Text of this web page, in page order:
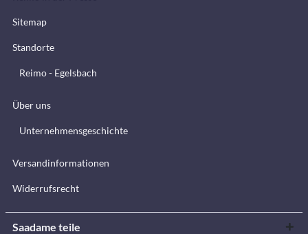
Sitemap
Standorte
Reimo - Egelsbach
Über uns
Unternehmensgeschichte
Versandinformationen
Widerrufsrecht
Saadame teile